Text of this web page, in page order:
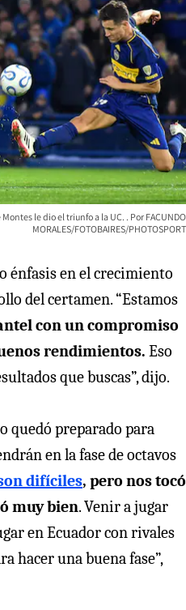
Montes le dio el triunfo a la UC.
FACUNDO
MORALES/FOTOBAIRES/PHOTOSPORT
énfasis en el crecimiento
del certamen. “Estamos
con un compromiso
rendimientos. Eso
que buscas”, dijo.
quedó preparado para
en la fase de octavos
difíciles, pero nos tocó
muy bien. Venir a jugar
en Ecuador con rivales
hacer una buena fase”,